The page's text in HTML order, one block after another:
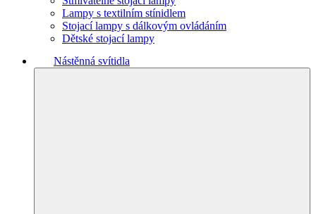
Lampy s textilním stínidlem
Stojací lampy s dálkovým ovládáním
Dětské stojací lampy
Nástěnná svítidla